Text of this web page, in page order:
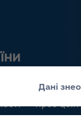
Прес-